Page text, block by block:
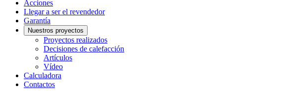
Acciones
Llegar a ser el revendedor
Garantía
Nuestros proyectos
Proyectos realizados
Decisiones de calefacción
Artículos
Vídeo
Calculadora
Contactos